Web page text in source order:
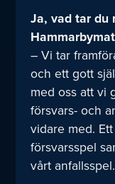
Ja, vad tar du
– Vi tar
och ett gott
med oss att vi
försvars- och
vidare med.
försvarsspel
vårt anfallsspel.